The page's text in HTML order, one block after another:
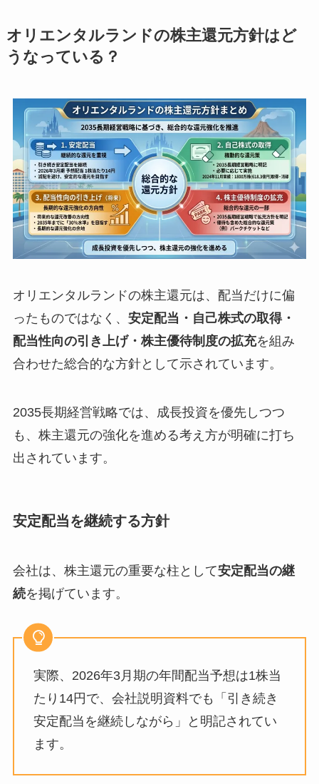
オリエンタルランドの株主還元方針はど
うなっている？
オリエンタルランドの株主還元は、配当だけに偏
ったものではなく、 安定配当・自己株式の取得・
配当性向の引き上げ・株主優待制度の拡充を組み
合わせた総合的な方針として示されています。
2035長期経営戦略では、成長投資を優先しつつ
も、株主還元の強化を進める考え方が明確に打ち
出されています。
安定配当を継続する方針
会社は、株主還元の重要な柱として安定配当の継
続を掲げています。
実際、2026年3月期の年間配当予想は1株当
たり14円で、会社説明資料でも「引き続き
安定配当を継続しながら」と明記されてい
ます。